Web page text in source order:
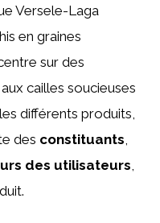
Versele-Laga
en graines
sur des
cailles soucieuses
différents produits,
des constituants,
des utilisateurs,